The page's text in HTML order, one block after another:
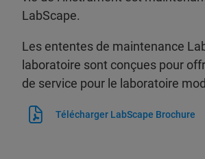
LabScape.
Les ententes de maintenance
laboratoire sont conçues pour
de service pour le laboratoire
Télécharger LabScape Brochure